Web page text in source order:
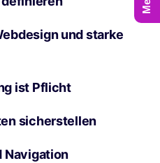
und starke
ist Pflicht
sicherstellen
Navigation